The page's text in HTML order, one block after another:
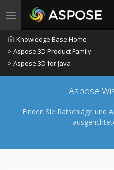
Toggle navigation
Knowledge Base Home
> Aspose.3D Product Family
> Aspose.3D for Java
Aspose
Finden Sie Ratschläge und